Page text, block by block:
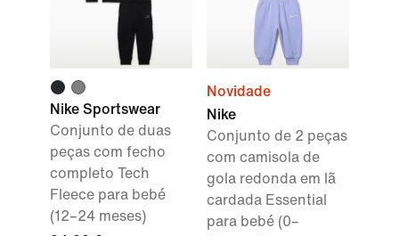
Nike Sportswear
Conjunto de duas
peças com fecho
completo Tech
Fleece para bebé
(12–24 meses)
Novidade
Nike
Conjunto de 2 peças
com camisola de
gola redonda em lã
cardada Essential
para bebé (0–